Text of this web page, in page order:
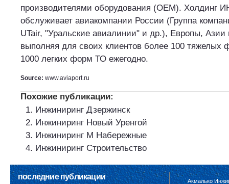
производителями оборудования (OEM).
обслуживает авиакомпании России (Группа
UTair, "Уральские авиалинии" и др.), Европы, Азии
выполняя для своих клиентов более 100
1000 легких форм ТО ежегодно.
Source: www.aviaport.ru
Похожие публикации:
Инжиниринг Дзержинск
Инжиниринг Новый Уренгой
Инжиниринг М Набережные
Инжиниринг Строительство
последние публикации Акмалько